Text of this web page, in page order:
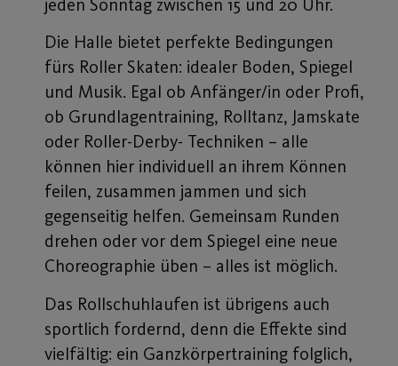
jeden Sonntag zwischen 15 und 20 Uhr.
Die Halle bietet perfekte Bedingungen
fürs Roller Skaten: idealer Boden, Spiegel
und Musik. Egal ob Anfänger/in oder Profi,
ob Grundlagentraining, Rolltanz, Jamskate
oder Roller-Derby- Techniken – alle
können hier individuell an ihrem Können
feilen, zusammen jammen und sich
gegenseitig helfen. Gemeinsam Runden
drehen oder vor dem Spiegel eine neue
Choreographie üben – alles ist möglich.
Das Rollschuhlaufen ist übrigens auch
sportlich fordernd, denn die Effekte sind
vielfältig: ein Ganzkörpertraining folglich,